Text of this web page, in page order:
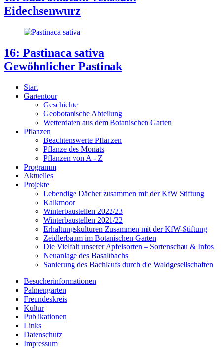
Eidechsenwurz
16: Pastinaca sativa
Gewöhnlicher Pastinak
Start
Gartentour
Geschichte
Geobotanische Abteilung
Wetterdaten aus dem Botanischen Garten
Pflanzen
Beachtenswerte Pflanzen
Pflanze des Monats
Pflanzen von A - Z
Programm
Aktuelles
Projekte
Lebendige Dächer zusammen mit der KfW Stiftung
Kalkmoor
Winterbaustellen 2022/23
Winterbaustellen 2021/22
Erhaltungskulturen Zusammen mit der KfW-Stiftung
Zeidlerbaum im Botanischen Garten
Die Vielfalt unserer Apfelsorten – Sortenschau & Infos
Neuanlage des Basaltbachs
Sanierung des Bachlaufs durch die Waldgesellschaften
Besucherinformationen
Palmengarten
Freundeskreis
Kultur
Publikationen
Links
Datenschutz
Impressum